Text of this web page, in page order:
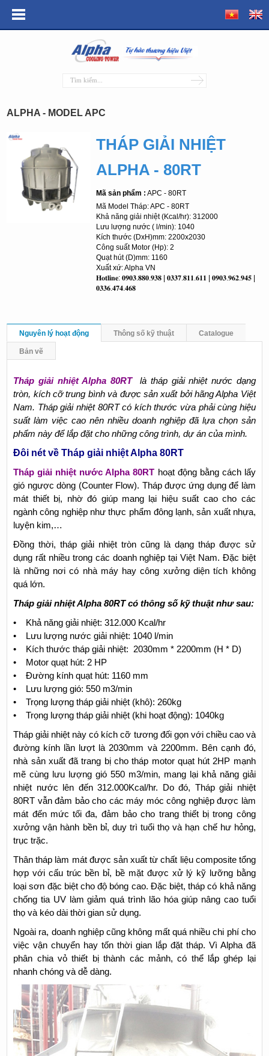
ALPHA - MODEL APC
THÁP GIẢI NHIỆT
ALPHA - 80RT
Mã sản phẩm : APC - 80RT
Mã Model Tháp: APC - 80RT
Khả năng giải nhiệt (Kcal/hr): 312000
Lưu lượng nước ( l/min): 1040
Kích thước (DxH)mm: 2200x2030
Công suất Motor (Hp): 2
Quạt hút (D)mm: 1160
Xuất xứ: Alpha VN
𝐇𝐨𝐭𝐥𝐢𝐧𝐞: 𝟎𝟗𝟎𝟑.𝟖𝟖𝟎.𝟗𝟑𝟖 | 𝟎𝟑𝟑𝟕.𝟖𝟏𝟏.𝟔𝟏𝟏 | 𝟎𝟗𝟎𝟑.𝟗𝟔𝟐.𝟗𝟒𝟓 |
𝟎𝟑𝟑𝟔.𝟒𝟕𝟒.𝟒𝟔𝟖
Nguyên lý hoạt động Thông số kỹ thuật Catalogue
Bản vẽ
Tháp giải nhiệt Alpha 80RTlà tháp giải nhiệt nước dạng
tròn, kích cỡ trung bình và được sản xuất bởi hãng Alpha Việt
Nam. Tháp giải nhiệt 80RT có kích thước vừa phải cùng hiệu
suất làm việc cao nên nhiều doanh nghiệp đã lựa chọn sản
phẩm này để lắp đặt cho những công trình, dự án của mình.
Đôi nét về Tháp giải nhiệt Alpha 80RT
Tháp giải nhiệt nước Alpha 80RT hoạt động bằng cách lấy
gió ngược dòng (Counter Flow). Tháp được ứng dụng để làm
mát thiết bị, nhờ đó giúp mang lại hiệu suất cao cho các
ngành công nghiệp như thực phẩm đông lạnh, sản xuất nhựa,
luyện kim,…
Đồng thời, tháp giải nhiệt tròn cũng là dạng tháp được sử
dụng rất nhiều trong các doanh nghiệp tại Việt Nam. Đặc biệt
là những nơi có nhà máy hay công xưởng diện tích không
quá lớn.
Tháp giải nhiệt Alpha 80RT có thông số kỹ thuật như sau:
• Khả năng giải nhiệt: 312.000 Kcal/hr
• Lưu lượng nước giải nhiệt: 1040 l/min
• Kích thước tháp giải nhiệt: 2030mm * 2200mm (H * D)
• Motor quạt hút: 2 HP
• Đường kính quạt hút: 1160 mm
• Lưu lượng gió: 550 m3/min
• Trọng lượng tháp giải nhiệt (khô): 260kg
• Trọng lượng tháp giải nhiệt (khi hoạt động): 1040kg
Tháp giải nhiệt này có kích cỡ tương đối gọn với chiều cao và
đường kính lần lượt là 2030mm và 2200mm. Bên cạnh đó,
nhà sản xuất đã trang bị cho tháp motor quạt hút 2HP mạnh
mẽ cùng lưu lượng gió 550 m3/min, mang lại khả năng giải
nhiệt nước lên đến 312.000Kcal/hr. Do đó, Tháp giải nhiệt
80RT vẫn đảm bảo cho các máy móc công nghiệp được làm
mát đến mức tối đa, đảm bảo cho trang thiết bị trong công
xưởng vận hành bền bỉ, duy trì tuổi thọ và hạn chế hư hỏng,
trục trặc.
Thân tháp làm mát được sản xuất từ chất liệu composite tổng
hợp với cấu trúc bền bỉ, bề mặt được xử lý kỹ lưỡng bằng
loại sơn đặc biệt cho độ bóng cao. Đặc biệt, tháp có khả năng
chống tia UV làm giảm quá trình lão hóa giúp nâng cao tuổi
thọ và kéo dài thời gian sử dụng.
Ngoài ra, doanh nghiệp cũng không mất quá nhiều chi phí cho
việc vận chuyển hay tốn thời gian lắp đặt tháp. Vì Alpha đã
phân chia vỏ thiết bị thành các mảnh, có thể lắp ghép lại
nhanh chóng và dễ dàng.